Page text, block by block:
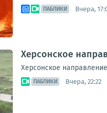
ПАБЛИКИ Вчера,
Херсонское
Херсонское
ПАБЛИКИ Вчера, 22:22